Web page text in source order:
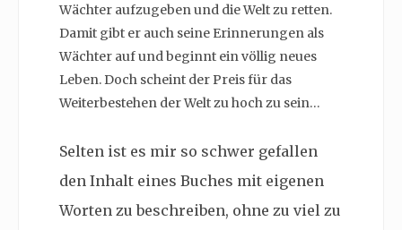
Wächter aufzugeben und die Welt zu retten.
Damit gibt er auch seine Erinnerungen als
Wächter auf und beginnt ein völlig neues
Leben. Doch scheint der Preis für das
Weiterbestehen der Welt zu hoch zu sein…
Selten ist es mir so schwer gefallen
den Inhalt eines Buches mit eigenen
Worten zu beschreiben, ohne zu viel zu